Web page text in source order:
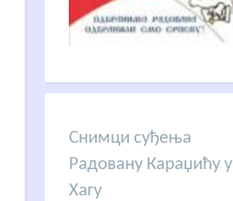
Снимци суђења
Радовану Караџићу у
Хагу